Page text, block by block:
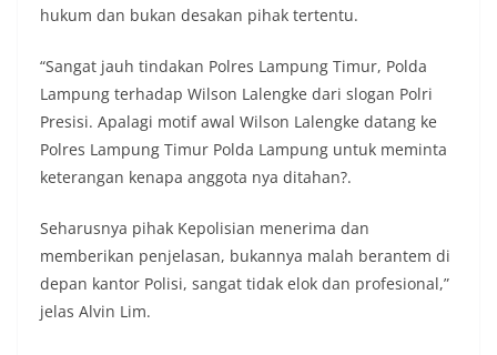
hukum dan bukan desakan pihak tertentu.
“Sangat jauh tindakan Polres Lampung Timur, Polda
Lampung terhadap Wilson Lalengke dari slogan Polri
Presisi. Apalagi motif awal Wilson Lalengke datang ke
Polres Lampung Timur Polda Lampung untuk meminta
keterangan kenapa anggota nya ditahan?.
Seharusnya pihak Kepolisian menerima dan
memberikan penjelasan, bukannya malah berantem di
depan kantor Polisi, sangat tidak elok dan profesional,”
jelas Alvin Lim.